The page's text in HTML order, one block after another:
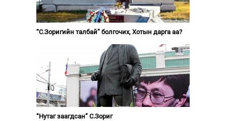
“С.Зоригийн талбай” болгочих, Хотын дарга аа?
“Нутаг заагдсан” С.Зориг